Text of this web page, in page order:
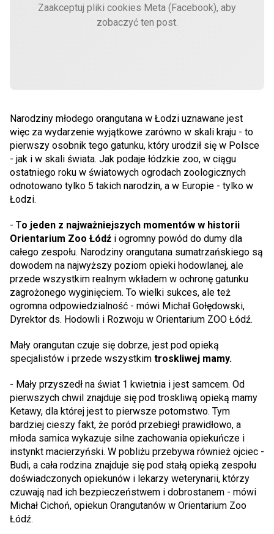
Zaakceptuj pliki cookies Meta (Facebook), aby
zobaczyć ten post.
Narodziny młodego orangutana w Łodzi uznawane jest
więc za wydarzenie wyjątkowe zarówno w skali kraju - to
pierwszy osobnik tego gatunku, który urodził się w Polsce
- jak i w skali świata. Jak podaje łódzkie zoo, w ciągu
ostatniego roku w światowych ogrodach zoologicznych
odnotowano tylko 5 takich narodzin, a w Europie - tylko w
Łodzi.
- To jeden z najważniejszych momentów w historii
Orientarium Zoo Łódź i ogromny powód do dumy dla
całego zespołu. Narodziny orangutana sumatrzańskiego są
dowodem na najwyższy poziom opieki hodowlanej, ale
przede wszystkim realnym wkładem w ochronę gatunku
zagrożonego wyginięciem. To wielki sukces, ale też
ogromna odpowiedzialność - mówi Michał Gołędowski,
Dyrektor ds. Hodowli i Rozwoju w Orientarium ZOO Łódź.
Mały orangutan czuje się dobrze, jest pod opieką
specjalistów i przede wszystkim troskliwej mamy.
- Mały przyszedł na świat 1 kwietnia i jest samcem. Od
pierwszych chwil znajduje się pod troskliwą opieką mamy
Ketawy, dla której jest to pierwsze potomstwo. Tym
bardziej cieszy fakt, że poród przebiegł prawidłowo, a
młoda samica wykazuje silne zachowania opiekuńcze i
instynkt macierzyński. W pobliżu przebywa również ojciec -
Budi, a cała rodzina znajduje się pod stałą opieką zespołu
doświadczonych opiekunów i lekarzy weterynarii, którzy
czuwają nad ich bezpieczeństwem i dobrostanem - mówi
Michał Cichoń, opiekun Orangutanów w Orientarium Zoo
Łódź.